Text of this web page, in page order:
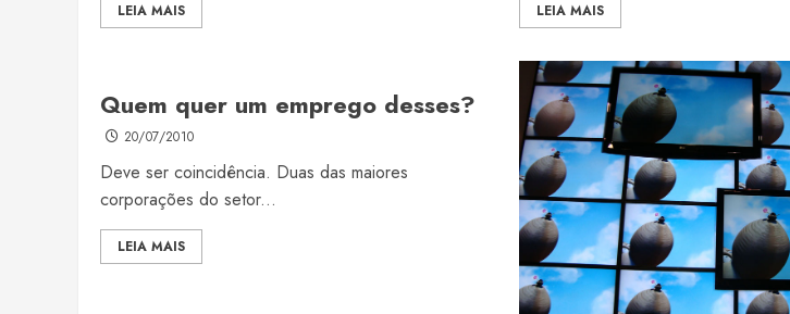
LEIA MAIS LEIA MAIS
Quem quer um emprego desses?
20/07/2010
Deve ser coincidência. Duas das maiores
corporações do setor...
LEIA MAIS